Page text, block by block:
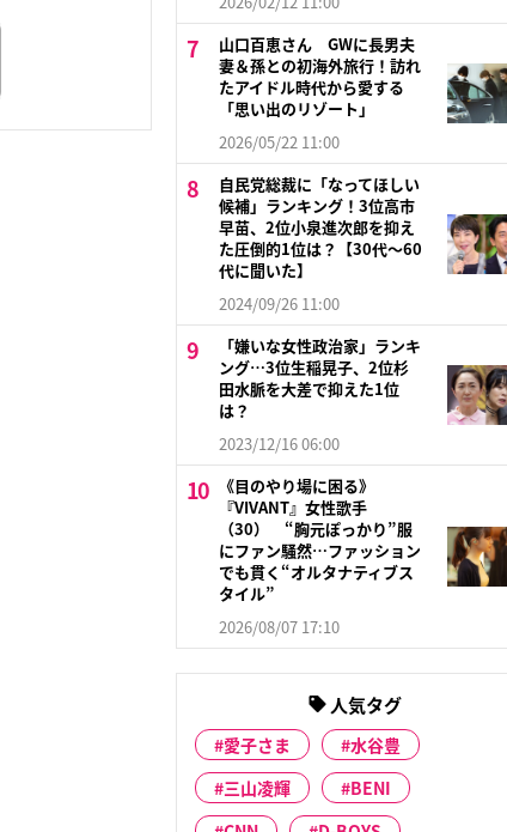
山口百恵さん GWに長男夫
妻＆孫との初海外旅行！訪れ
たアイドル時代から愛する
「思い出のリゾート」
2026/05/22 11:00
自民党総裁に「なってほしい
候補」ランキング！3位高市
早苗、2位小泉進次郎を抑え
た圧倒的1位は？【30代〜60
代に聞いた】
2024/09/26 11:00
「嫌いな女性政治家」ランキ
ング…3位生稲晃子、2位杉
田水脈を大差で抑えた1位
は？
2023/12/16 06:00
《目のやり場に困る》
『VIVANT』女性歌手
（30） “胸元ぽっかり”服
にファン騒然…ファッション
でも貫く“オルタナティブス
タイル”
2026/08/07 17:10
人気タグ
愛子さま
水谷豊
三山凌輝
BENI